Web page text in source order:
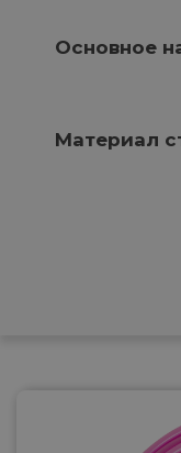
Основное
Материал